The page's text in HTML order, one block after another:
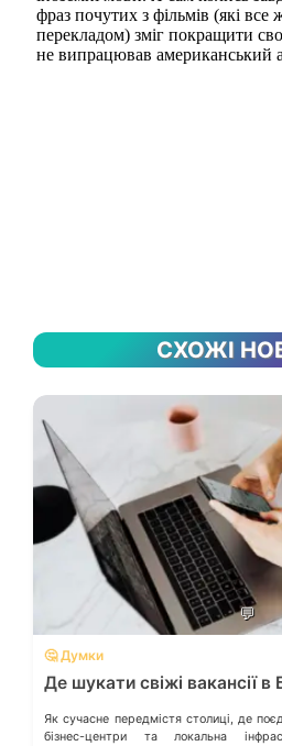
СХОЖІ
💬
🤔 Думки
Де шукати свіжі вакансії в
Як сучасне передмістя столиці, де
бізнес-центри та локальна